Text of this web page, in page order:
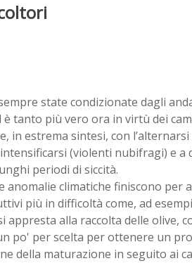
state condizionate dagli
tanto più vero ora in virtù dei
in estrema sintesi, con
(violenti nubifragi) e a
periodi di siccità.
anomalie climatiche finiscono per
più in difficoltà come, ad
alla raccolta delle olive,
po' per scelta per ottenere un
della maturazione in seguito ai